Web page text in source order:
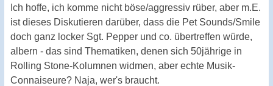
Ich hoffe, ich komme nicht böse/aggressiv rüber, aber m.E.
ist dieses Diskutieren darüber, dass die Pet Sounds/Smile
doch ganz locker Sgt. Pepper und co. übertreffen würde,
albern - das sind Thematiken, denen sich 50jährige in
Rolling Stone-Kolumnen widmen, aber echte Musik-
Connaiseure? Naja, wer's braucht.